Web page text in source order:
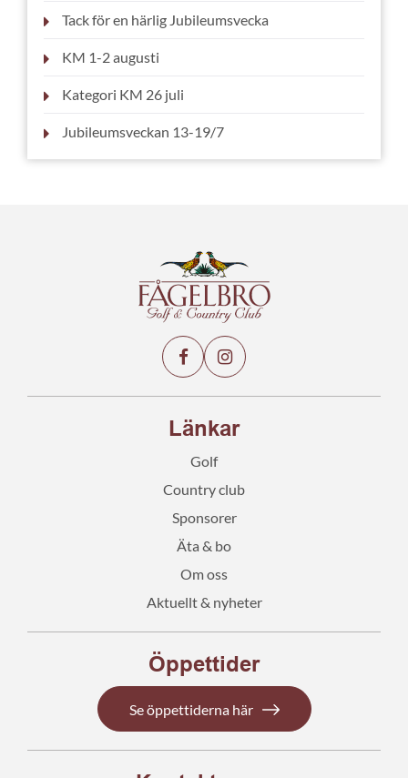
Tack för en härlig Jubileumsvecka
KM 1-2 augusti
Kategori KM 26 juli
Jubileumsveckan 13-19/7
Länkar
Golf
Country club
Sponsorer
Äta & bo
Om oss
Aktuellt & nyheter
Öppettider
Se öppettiderna här